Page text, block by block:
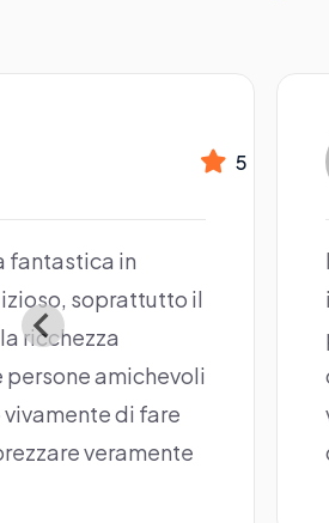
in
il
di fare
1
la mia
comoda
viaggio.